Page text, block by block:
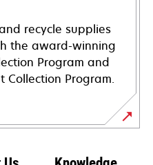
recycle supplies
the award-winning
Program and
Collection Program.